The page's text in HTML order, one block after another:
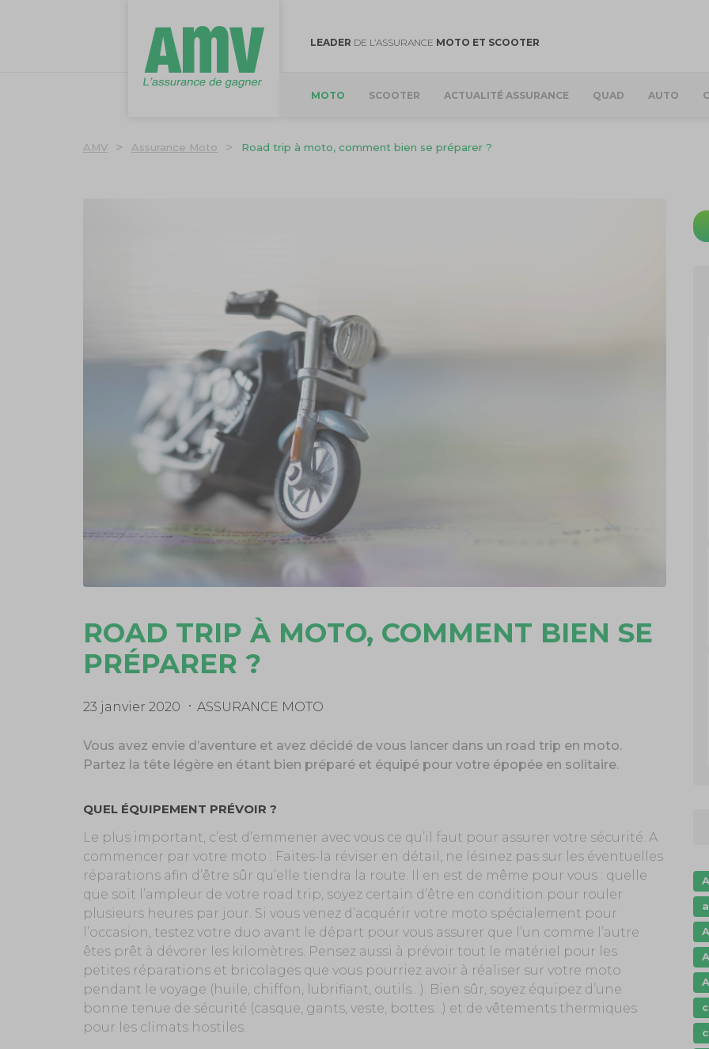
LEADER DE L’ASSURANCE MOTO ET SCOOTER
MOTO SCOOTER ACTUALITÉ ASSURANCE QUAD AUTO
AMV > Assurance Moto > Road trip à moto, comment bien se préparer ?
ROAD TRIP À MOTO, COMMENT BIEN SE
PRÉPARER ?
23 janvier 2020 ASSURANCE MOTO
Vous avez envie d’aventure et avez décidé de vous lancer dans un road trip en moto.
Partez la tête légère en étant bien préparé et équipé pour votre épopée en solitaire.
QUEL ÉQUIPEMENT PRÉVOIR ?
Le plus important, c’est d’emmener avec vous ce qu’il faut pour assurer votre sécurité. A
commencer par votre moto : Faites-la réviser en détail, ne lésinez pas sur les éventuelles
réparations afin d’être sûr qu’elle tiendra la route. Il en est de même pour vous : quelle
que soit l’ampleur de votre road trip, soyez certain d’être en condition pour rouler
plusieurs heures par jour. Si vous venez d’acquérir votre moto spécialement pour
l’occasion, testez votre duo avant le départ pour vous assurer que l’un comme l’autre
êtes prêt à dévorer les kilomètres. Pensez aussi à prévoir tout le matériel pour les
petites réparations et bricolages que vous pourriez avoir à réaliser sur votre moto
pendant le voyage (huile, chiffon, lubrifiant, outils…). Bien sûr, soyez équipez d’une
bonne tenue de sécurité (casque, gants, veste, bottes…) et de vêtements thermiques
pour les climats hostiles.